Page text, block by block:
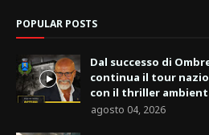
POPULAR POSTS
Dal successo di
continua il tour
con il thriller
agosto 04, 2026